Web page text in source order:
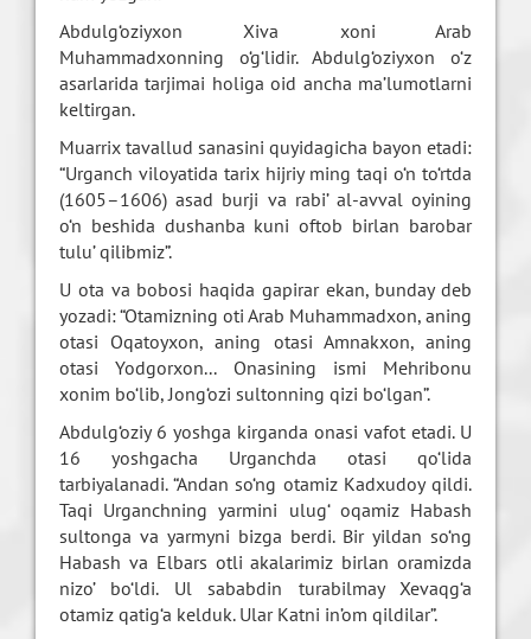
Abdulg‘oziyxon Xiva xoni Arab
Muhammadxonning o‘g‘lidir. Abdulg‘oziyxon o‘z
asarlarida tarjimai holiga oid ancha ma’lumotlarni
keltirgan.
Muarrix tavallud sanasini quyidagicha bayon etadi:
“Urganch viloyatida tarix hijriy ming taqi o‘n to‘rtda
(1605–1606) asad burji va rabi’ al-avval oyining
o‘n beshida dushanba kuni oftob birlan barobar
tulu’ qilibmiz”.
U ota va bobosi haqida gapirar ekan, bunday deb
yozadi: “Otamizning oti Arab Muhammadxon, aning
otasi Oqatoyxon, aning otasi Amnakxon, aning
otasi Yodgorxon... Onasining ismi Mehribonu
xonim bo‘lib, Jong‘ozi sultonning qizi bo‘lgan”.
Abdulg‘oziy 6 yoshga kirganda onasi vafot etadi. U
16 yoshgacha Urganchda otasi qo‘lida
tarbiyalanadi. “Andan so‘ng otamiz Kadxudoy qildi.
Taqi Urganchning yarmini ulug‘ oqamiz Habash
sultonga va yarmyni bizga berdi. Bir yildan so‘ng
Habash va Elbars otli akalarimiz birlan oramizda
nizo’ bo‘ldi. Ul sababdin turabilmay Xevaqg‘a
otamiz qatig‘a kelduk. Ular Katni in’om qildilar”.